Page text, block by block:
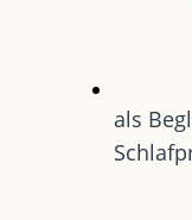
als